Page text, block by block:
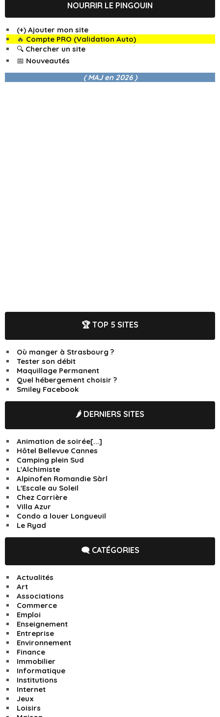
NOURRIR LE PINGOUIN
(+) Ajouter mon site
🔥 Compte PRO (Validation Auto)
🔍 Chercher un site
📅 Nouveautés
( MAJ en 2026 )
🏆 TOP 5 SITES
Où manger à Strasbourg ?
Tester son débit
Maquillage Permanent
Quel hébergement choisir ?
Smiley Facebook
🌶️ DERNIERS SITES
Animation de soirée[...]
Hôtel Bellevue Cannes
Camping plein Sud
L'Alchimiste
Alpinofen Romandie Sàrl
L'Escale au Soleil
Chez Carrière
Villa Azur
Condo a louer Longueuil
Le Ryad
🗨️ CATÉGORIES
Actualités
Art
Associations
Commerce
Emploi
Enseignement
Entreprise
Environnement
Finance
Immobilier
Informatique
Institutions
Internet
Jeux
Loisirs